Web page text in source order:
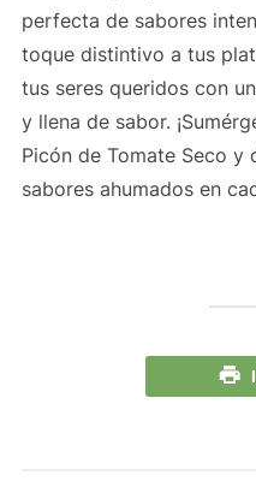
perfecta de sabores
toque distintivo a tus
tus seres queridos con
y llena de sabor.
Picón de Tomate Seco
sabores ahumados en